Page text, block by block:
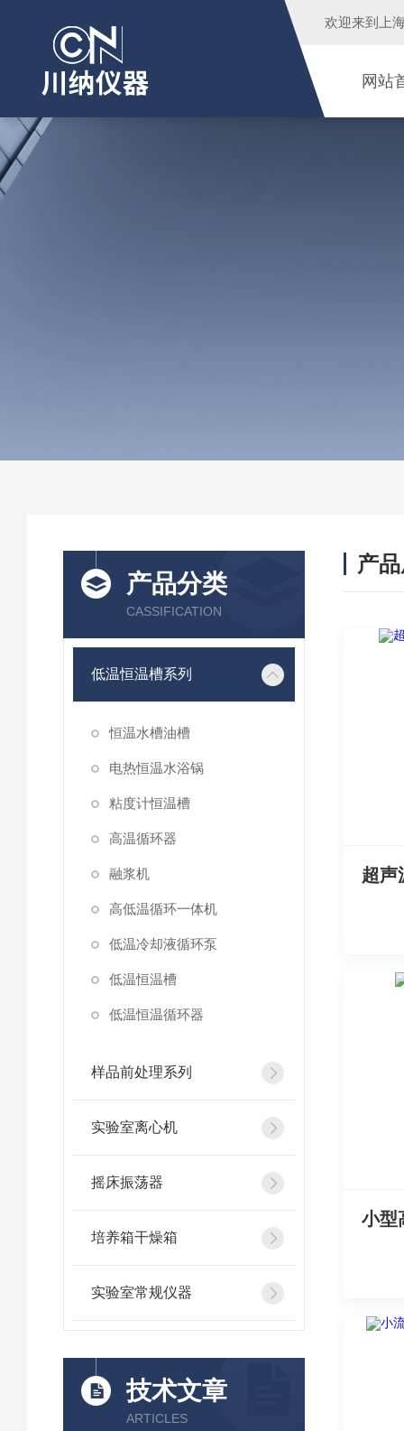
欢迎来到 上
网站
产品分类
CASSIFICATION
低温恒温槽系列
恒温水槽油槽
电热恒温水浴锅
粘度计恒温槽
高温循环器
融浆机
高低温循环一体机
低温冷却液循环泵
低温恒温槽
低温恒温循环器
样品前处理系列
实验室离心机
摇床振荡器
培养箱干燥箱
实验室常规仪器
技术文章
ARTICLES
产
小型